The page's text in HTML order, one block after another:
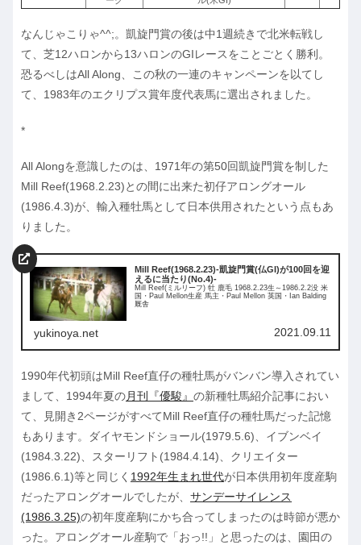
なんじゃこりゃ^^;。凱旋門賞の後は中1週続きで北米転戦し
て、芝12ハロンから13ハロンのGIレースをことごとく勝利。
恐るべしはAll Along、この秋の一連のキャンペーンを以てし
て、1983年のエクリプス賞年度代表馬に選出されました。
*
All Alongを意識したのは、1971年の第50回凱旋門賞を制した
Mill Reef(1968.2.23)との間に出来た初仔アロングオール
(1986.4.3)が、輸入種牡馬として日本供用されたという点もあ
りました。
Mill Reef(1968.2.23)-凱旋門賞(仏GI)が100回を迎
えるに当たり(No.4)-
Mill Reef(ミルリーフ) 牡 鹿毛 1968.2.23生～1986.2.2没 米
国・Paul Mellon生産 馬主・Paul Mellon 英国・Ian Balding
厩舎
yukinoya.net 2021.09.11
1990年代初頭はMill Reef直仔の種牡馬がバンバン導入されてい
まして、1994年夏の月刊『優駿』 の新種牡馬紹介記事におい
て、見開き2ページがすべてMill Reef直仔の種牡馬だった記憶
もあります。ダイヤモンドショール(1979.5.6)、イブンベイ
(1984.3.22)、スターリフト(1984.4.14)、クリエイター
(1986.6.1)等と同じく 1992年生まれ世代が日本供用初年度産駒
だったアロングオールでしたが、 サンデーサイレンス
(1986.3.25)の初年度産駒にかち合ってしまったのは時節が悪か
った。アロングオール産駒で「おっ!!」と思ったのは、園田の